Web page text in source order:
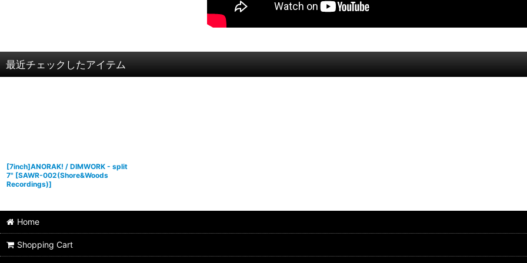
最近チェックしたアイテム
[7inch]ANORAK! / DIMWORK - split
7" [SAWR-002(Shore&Woods
Recordings)]
Home
Shopping Cart